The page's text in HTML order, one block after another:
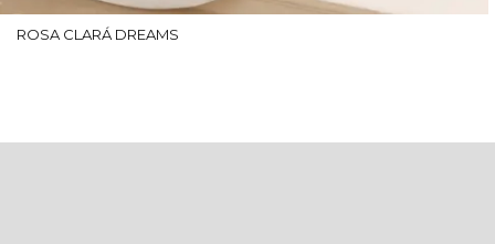
ROSA CLARÁ DREAMS